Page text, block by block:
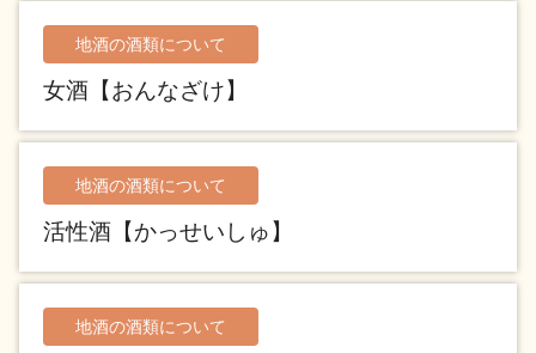
地酒・イベント情報
イベント情報TOP
地酒の酒類について
女酒【おんなざけ】
地酒の酒類について
活性酒【かっせいしゅ】
地酒の酒類について